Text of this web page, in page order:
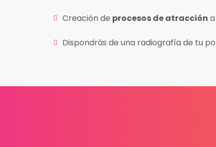
Creación de procesos de atracción
Dispondrás de una radiografía de tu